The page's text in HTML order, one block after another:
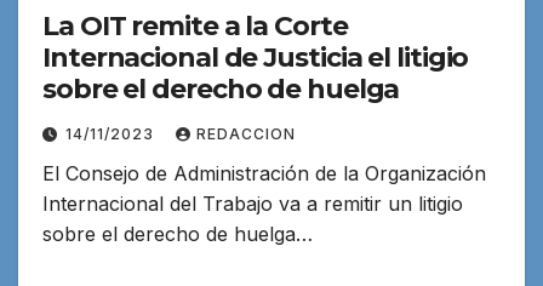
La OIT remite a la Corte
Internacional de Justicia el litigio
sobre el derecho de huelga
14/11/2023 REDACCION
El Consejo de Administración de la Organización
Internacional del Trabajo va a remitir un litigio
sobre el derecho de huelga…